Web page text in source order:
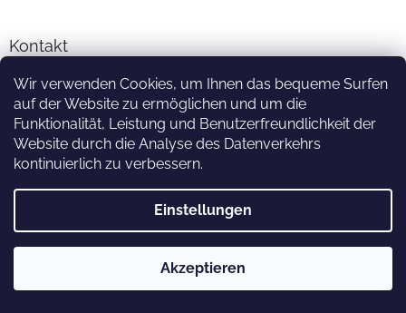
Wir verwenden Cookies, um Ihnen das bequeme Surfen
auf der Website zu ermöglichen und um die
Funktionalität, Leistung und Benutzerfreundlichkeit der
Website durch die Analyse des Datenverkehrs
kontinuierlich zu verbessern.
Einstellungen
Akzeptieren
Kontakt
info@sprinkler-eshop.at
facebook.com/zavlahari
Erstellt von Shoptet
sprinkler-eshop.at. Alle Rechte vorbehalten.